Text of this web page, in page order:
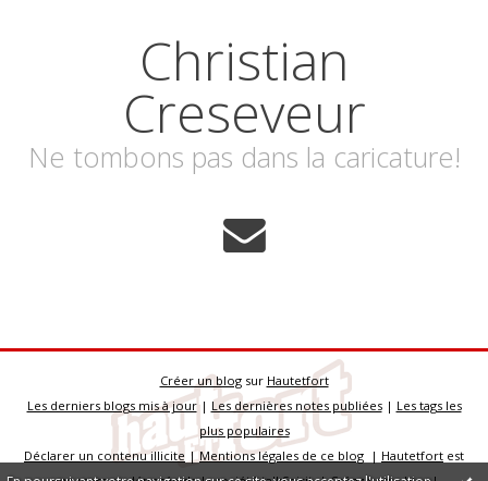
Christian
Creseveur
Ne tombons pas dans la caricature!
Créer un blogsur Hautetfort
Les derniers blogs mis à jour| Les dernières notes publiées| Les tags les
plus populaires
Déclarer un contenu illicite |Mentions légales de ce blog | Hautetfort est